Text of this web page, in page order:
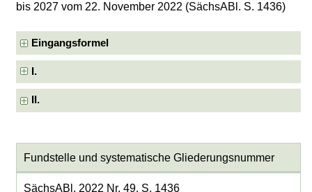
bis 2027 vom 22. November 2022 (SächsABl. S. 1436)
Eingangsformel
I.
II.
Fundstelle und systematische Gliederungsnummer
SächsABl. 2022 Nr. 49, S. 1436